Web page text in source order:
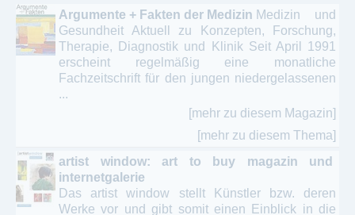
Argumente + Fakten der Medizin Medizin und
Gesundheit Aktuell zu Konzepten, Forschung,
Therapie, Diagnostik und Klinik Seit April 1991
erscheint regelmäßig eine monatliche
Fachzeitschrift für den jungen niedergelassenen
...
[mehr zu diesem Magazin]
[mehr zu diesem Thema]
artist window: art to buy magazin und
internetgalerie
Das artist window stellt Künstler bzw. deren
Werke vor und gibt somit einen Einblick in die